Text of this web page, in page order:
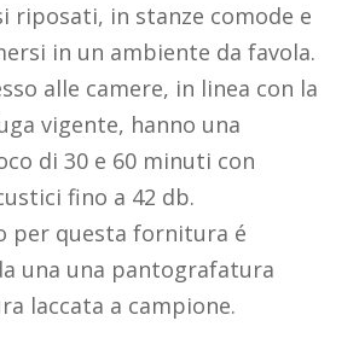
riposati, in stanze comode e
in un ambiente da favola.
alle camere, in linea con la
vigente, hanno una
di 30 e 60 minuti con
fino a 42 db.
per questa fornitura é
una una pantografatura
laccata a campione.